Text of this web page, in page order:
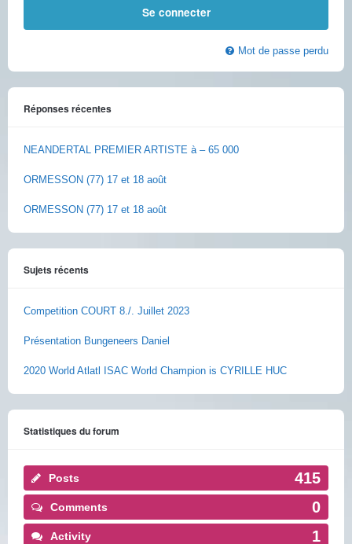
Mot de passe perdu
Réponses récentes
NEANDERTAL PREMIER ARTISTE à – 65 000
ORMESSON (77) 17 et 18 août
ORMESSON (77) 17 et 18 août
Sujets récents
Competition COURT 8./. Juillet 2023
Présentation Bungeneers Daniel
2020 World Atlatl ISAC World Champion is CYRILLE HUC
Statistiques du forum
Posts 415
Comments 0
Activity 1